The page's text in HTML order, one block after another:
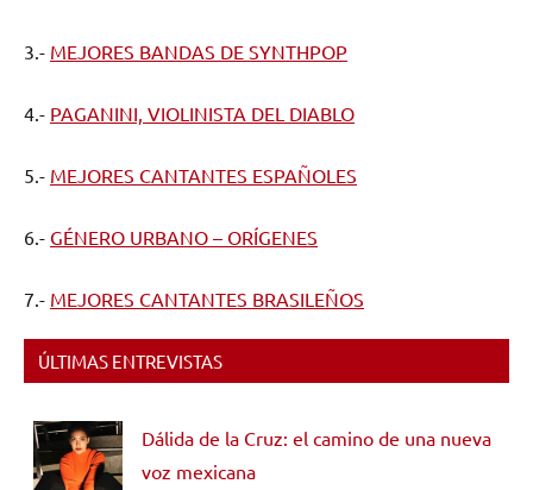
3.- MEJORES BANDAS DE SYNTHPOP
4.- PAGANINI, VIOLINISTA DEL DIABLO
5.- MEJORES CANTANTES ESPAÑOLES
6.- GÉNERO URBANO – ORÍGENES
7.- MEJORES CANTANTES BRASILEÑOS
ÚLTIMAS ENTREVISTAS
Dálida de la Cruz: el camino de una nueva
voz mexicana